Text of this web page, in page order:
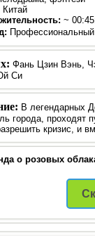
Китай
~
Фань Цзин Вэнь,
Си
В легендарных
города, проходят
кризис, и
о розовых